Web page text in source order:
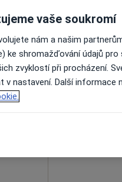
850 Kč
Online
vaše soukromí
nám a našim
ke shromažďování údajů
zvyklostí při procházení.
v nastavení. Další informace